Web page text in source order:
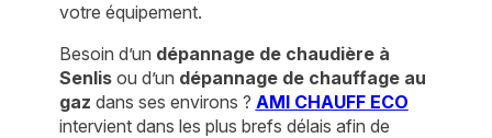
votre équipement.
Besoin d’un dépannage de chaudière à
Senlisou d’un dépannage de chauffage au
gaz dans ses environs ? AMI CHAUFF ECO
intervient dans les plus brefs délais afin de